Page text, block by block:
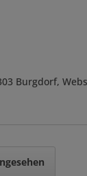
Burgdorf,